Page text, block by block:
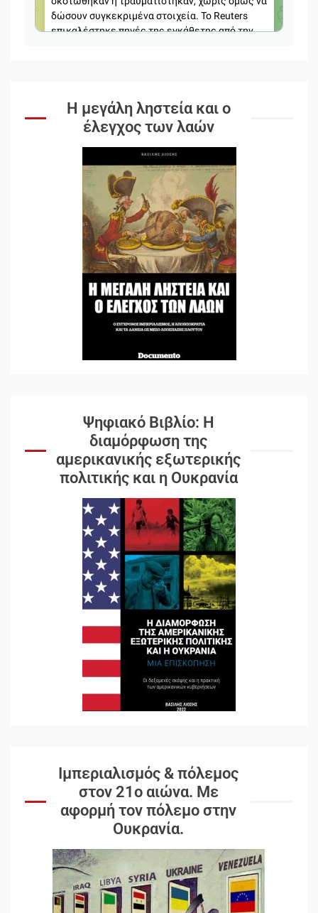
Η μεγάλη ληστεία και ο
έλεγχος των λαών
Ψηφιακό Βιβλίο: Η
διαμόρφωση της
αμερικανικής εξωτερικής
πολιτικής και η Ουκρανία
Ιμπεριαλισμός & πόλεμος
στον 21ο αιώνα. Mε
αφορμή τον πόλεμο στην
Ουκρανία.